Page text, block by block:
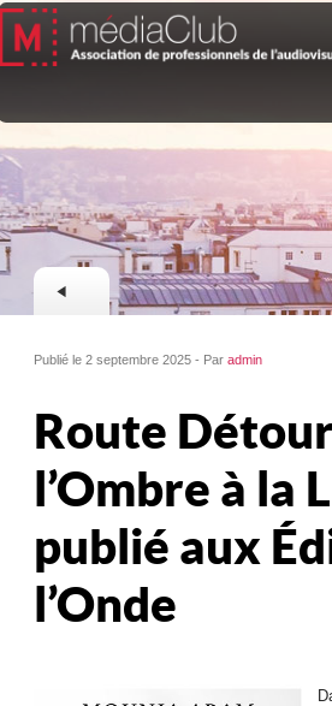
Publié le 2 septembre 2025 - Paradmin
Route
l’Ombre à la
publié aux
l’Onde